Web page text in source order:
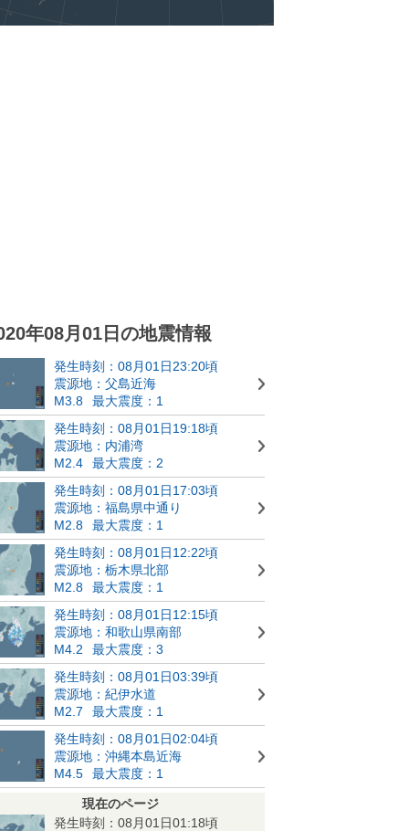
年08月01日の地震情報
発生時刻：08月01日23:20頃
震源地：父島近海
M3.8
最大震度：1
発生時刻：08月01日19:18頃
震源地：内浦湾
M2.4
最大震度：2
発生時刻：08月01日17:03頃
震源地：福島県中通り
M2.8
最大震度：1
発生時刻：08月01日12:22頃
震源地：栃木県北部
M2.8
最大震度：1
発生時刻：08月01日12:15頃
震源地：和歌山県南部
M4.2
最大震度：3
発生時刻：08月01日03:39頃
震源地：紀伊水道
M2.7
最大震度：1
発生時刻：08月01日02:04頃
震源地：沖縄本島近海
M4.5
最大震度：1
現在のページ
発生時刻：08月01日01:18頃